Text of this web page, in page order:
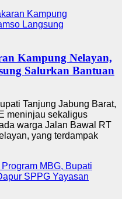
Kampung Nelayan,
Salurkan Bantuan
Tanjung Jabung Barat,
meninjau sekaligus
warga Jalan Bawal RT
yang terdampak